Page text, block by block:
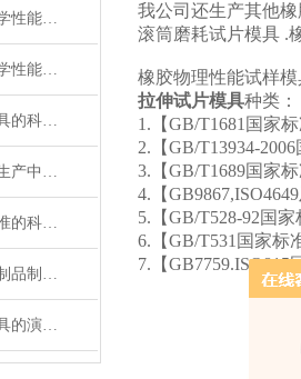
拉伸试片模具：材料力学性能测试的“标准塑造者”
拉伸试片模具：材料力学性能测试的精密基石
塑形精准：塑料试片模具的科学与应用
塑料试片模具：科研与生产中的高效工具
塑料试片模具：塑造精准的科研基石
塑料试片模具：让塑料制品制造更精准、高效的工具
创新之道：塑料试片模具的演进与应用
我公司还生产其他
滚筒磨耗试片模
橡胶物理性能试样
拉伸试片模具种类：
1.【GB/T1681国家
2.【GB/T13934-
3.【GB/T1689国家
4.【
5.【GB/T528-92国
6.【GB/T531国家标
7.【